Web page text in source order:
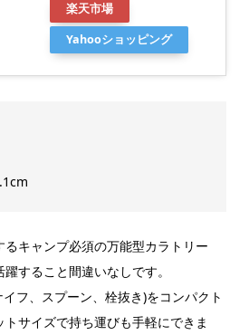
楽天市場
Yahooショッピング
キャンプ必須の万能型カラトリー
すること間違いなしです。
フ、スプーン、栓抜き)をコンパクト
サイズで持ち運びも手軽にできま